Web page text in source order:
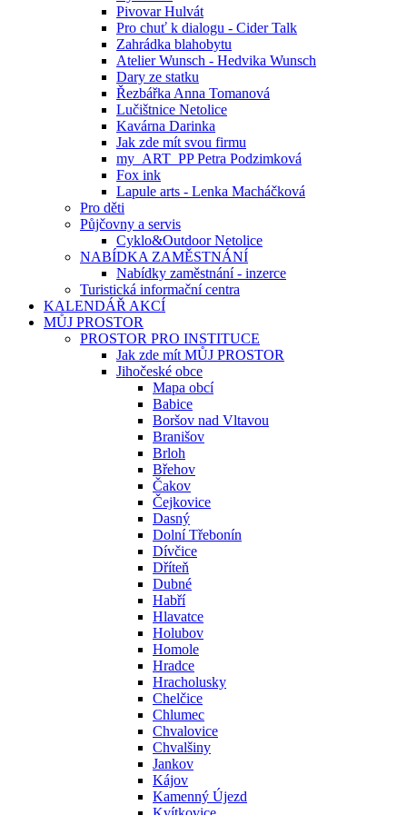
Pivovar Hulvát
Pro chuť k dialogu - Cider Talk
Zahrádka blahobytu
Atelier Wunsch - Hedvika Wunsch
Dary ze statku
Řezbářka Anna Tomanová
Lučištnice Netolice
Kavárna Darinka
Jak zde mít svou firmu
my_ART_PP Petra Podzimková
Fox ink
Lapule arts - Lenka Macháčková
Pro děti
Půjčovny a servis
Cyklo&Outdoor Netolice
NABÍDKA ZAMĚSTNÁNÍ
Nabídky zaměstnání - inzerce
Turistická informační centra
KALENDÁŘ AKCÍ
MŮJ PROSTOR
PROSTOR PRO INSTITUCE
Jak zde mít MŮJ PROSTOR
Jihočeské obce
Mapa obcí
Babice
Boršov nad Vltavou
Branišov
Brloh
Břehov
Čakov
Čejkovice
Dasný
Dolní Třebonín
Dívčice
Dříteň
Dubné
Habří
Hlavatce
Holubov
Homole
Hradce
Hracholusky
Chelčice
Chlumec
Chvalovice
Chvalšiny
Jankov
Kájov
Kamenný Újezd